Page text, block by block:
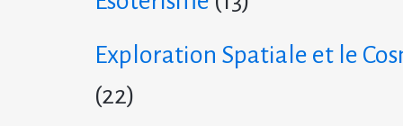
Exploration Spatiale et le
(22)